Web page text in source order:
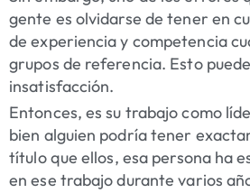
gente es olvidarse de tener en
de experiencia y competencia
grupos de referencia. Esto
insatisfacción.
Entonces, es su trabajo como
bien alguien podría tener
título que ellos, esa persona ha
en ese trabajo durante varios